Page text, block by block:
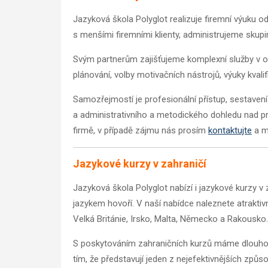
Jazyková škola Polyglot realizuje firemní výuku
s menšími firemními klienty, administrujeme
Svým partnerům zajišťujeme komplexní služby v
plánování, volby motivačních nástrojů, výuky
Samozřejmostí je profesionální přístup,
a administrativního a metodického dohledu nad
firmě, v případě zájmu nás prosím kontaktujte a
Jazykové kurzy v zahraničí
Jazyková škola Polyglot nabízí i jazykové kurzy v
jazykem hovoří. V naší nabídce naleznete
Velká Británie, Irsko, Malta, Německo a Rakousko.
S poskytováním zahraničních kurzů máme
tím, že představují jeden z nejefektivnějších